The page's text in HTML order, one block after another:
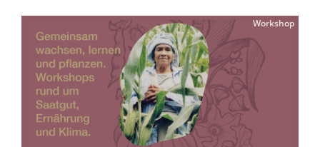
Workshop